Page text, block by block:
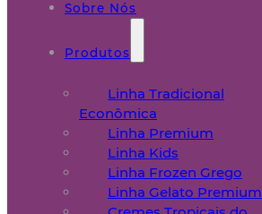
Sobre Nós
Produtos
Linha Tradicional
Econômica
Linha Premium
Linha Kids
Linha Frozen Grego
Linha Gelato Premium